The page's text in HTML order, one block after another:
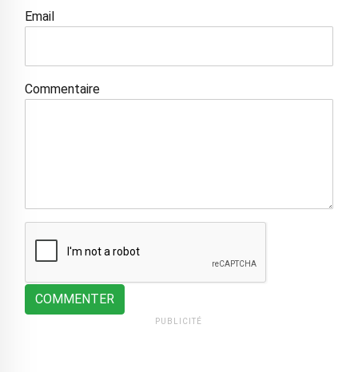
Email
Commentaire
COMMENTER
PUBLICITÉ